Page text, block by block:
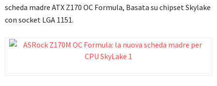
scheda madre ATX Z170 OC Formula, Basata su chipset Skylake
con socket LGA 1151.